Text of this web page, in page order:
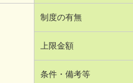
制度の有無
上限金額
条件・備考等